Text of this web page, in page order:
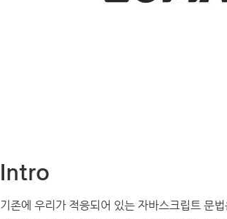
Intro
기존에 우리가 적응되어 있는 자바스크립트